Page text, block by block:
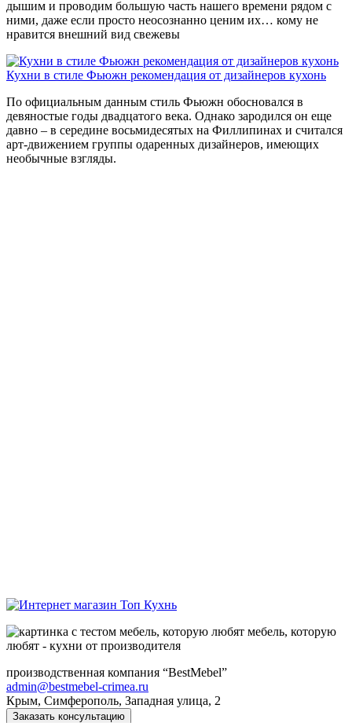
дышим и проводим большую часть нашего времени рядом с
ними, даже если просто неосознанно ценим их… кому не
нравится внешний вид свежевы
Кухни в стиле Фьюжн рекомендация от дизайнеров кухонь
По официальным данным стиль Фьюжн обосновался в
девяностые годы двадцатого века. Однако зародился он еще
давно – в середине восьмидесятых на Филлипинах и считался
арт-движением группы одаренных дизайнеров, имеющих
необычные взгляды.
мебель, которую
любят - кухни от производителя
производственная компания “BestMebel”
admin@bestmebel-crimea.ru
Крым, Симферополь, Западная улица, 2
Заказать консультацию